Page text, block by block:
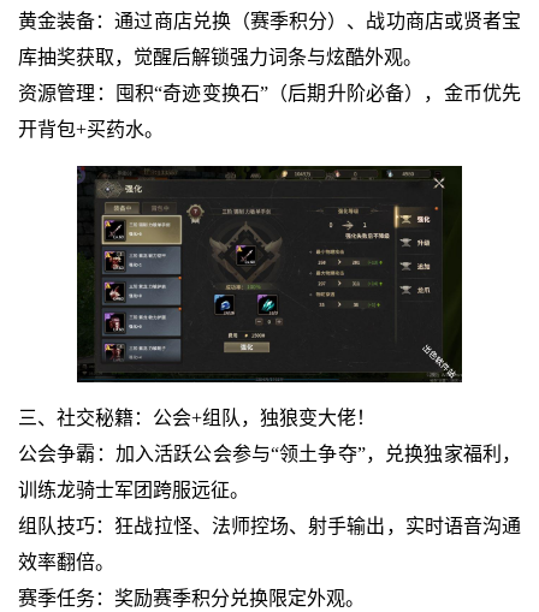
黄金装备：通过商店兑换（赛季积分）、战功商店或贤者宝
库抽奖获取，觉醒后解锁强力词条与炫酷外观。
资源管理：囤积“奇迹变换石”（后期升阶必备），金币优先
开背包+买药水。
三、社交秘籍：公会+组队，独狼变大佬！
公会争霸：加入活跃公会参与“领土争夺”，兑换独家福利，
训练龙骑士军团跨服远征。
组队技巧：狂战拉怪、法师控场、射手输出，实时语音沟通
效率翻倍。
赛季任务：奖励赛季积分兑换限定外观。